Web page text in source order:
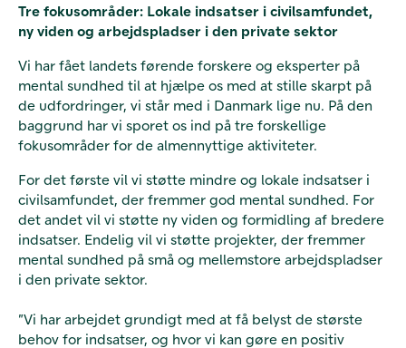
Tre fokusområder: Lokale indsatser i civilsamfundet,
ny viden og arbejdspladser i den private sektor
Vi har fået landets førende forskere og eksperter på
mental sundhed til at hjælpe os med at stille skarpt på
de udfordringer, vi står med i Danmark lige nu. På den
baggrund har vi sporet os ind på tre forskellige
fokusområder for de almennyttige aktiviteter.
For det første vil vi støtte mindre og lokale indsatser i
civilsamfundet, der fremmer god mental sundhed. For
det andet vil vi støtte ny viden og formidling af bredere
indsatser. Endelig vil vi støtte projekter, der fremmer
mental sundhed på små og mellemstore arbejdspladser
i den private sektor.
”Vi har arbejdet grundigt med at få belyst de største
behov for indsatser, og hvor vi kan gøre en positiv